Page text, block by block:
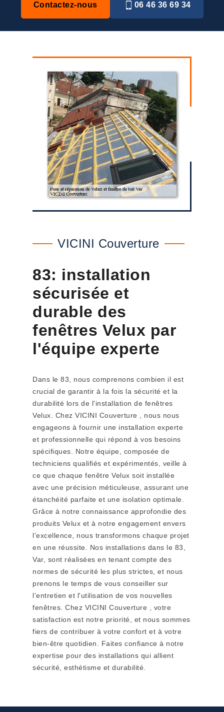
Contactez-nous 06 46 36 69 34
VICINI Couverture
83: installation
sécurisée et
durable des
fenêtres Velux par
l'équipe experte
Dans le 83, nous comprenons combien il est
crucial de garantir à la fois la sécurité et la
durabilité lors de l'installation de fenêtres
Velux. Chez VICINI Couverture , nous nous
engageons à fournir une installation experte
et professionnelle qui répond à vos besoins
spécifiques. Notre équipe, composée de
techniciens qualifiés et expérimentés, veille à
ce que chaque fenêtre Velux soit installée
avec une précision méticuleuse, assurant une
étanchéité parfaite et une isolation optimale.
Grâce à notre connaissance approfondie des
produits Velux et à notre engagement envers
l'excellence, nous transformons chaque projet
en une réussite. Nos installations dans le 83,
Var, sont réalisées en tenant compte des
normes de sécurité les plus strictes, et nous
prenons le temps de vous conseiller sur
l'entretien et l'utilisation de vos nouvelles
fenêtres. Chez VICINI Couverture , votre
satisfaction est notre priorité, et nous sommes
fiers de contribuer à votre confort et à votre
bien-être quotidien. Faites confiance à notre
expertise pour des installations qui allient
sécurité, esthétisme et durabilité.